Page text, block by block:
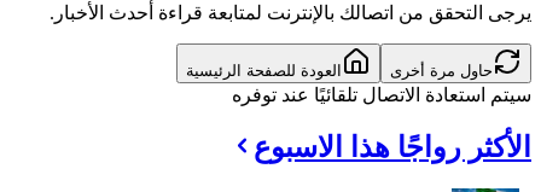
يرجى التحقق من اتصالك بالإنترنت لمتابعة قراءة أحدث الأخبار.
حاول مرة أخرى العودة للصفحة الرئيسية
سيتم استعادة الاتصال تلقائيًا عند توفره
الأكثر رواجًا هذا الاسبوع